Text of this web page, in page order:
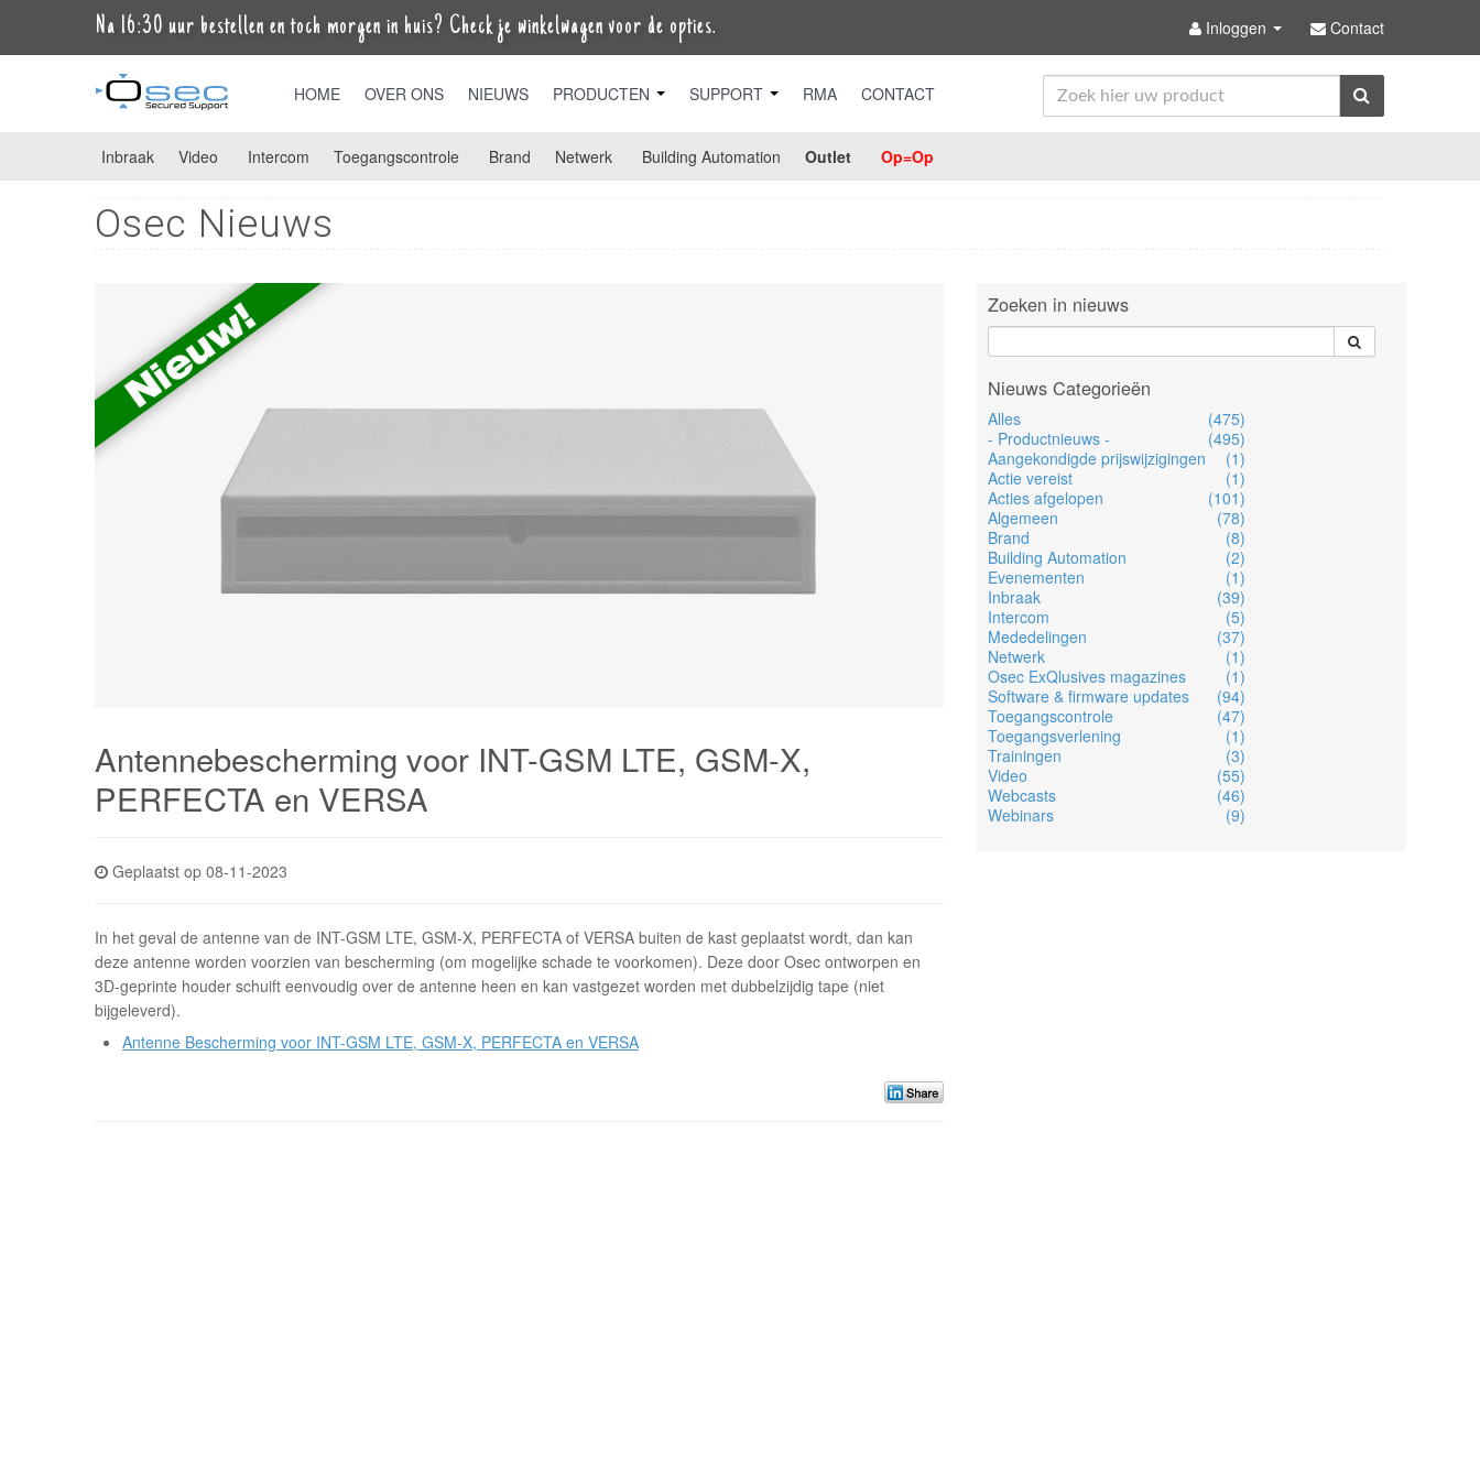
Na 16:30 uur bestellen en toch morgen in huis? Check je winkelwagen voor de opties. Inloggen Contact
HOME OVER ONS NIEUWS PRODUCTEN SUPPORT RMA CONTACT
Inbraak Video Intercom Toegangscontrole Brand Netwerk Building Automation Outlet Op=Op
Osec Nieuws
Antennebescherming voor INT-GSM LTE, GSM-X,
PERFECTA en VERSA
Geplaatst op 08-11-2023
In het geval de antenne van de INT-GSM LTE, GSM-X, PERFECTA of VERSA buiten de kast geplaatst wordt, dan kan
deze antenne worden voorzien van bescherming (om mogelijke schade te voorkomen). Deze door Osec ontworpen en
3D-geprinte houder schuift eenvoudig over de antenne heen en kan vastgezet worden met dubbelzijdig tape (niet
bijgeleverd).
Antenne Bescherming voor INT-GSM LTE, GSM-X, PERFECTA en VERSA
Zoeken in nieuws
Nieuws Categorieën
Alles
(475)
- Productnieuws -
(495)
Aangekondigde prijswijzigingen
(1)
Actie vereist
(1)
Acties afgelopen
(101)
Algemeen
(78)
Brand
(8)
Building Automation
(2)
Evenementen
(1)
Inbraak
(39)
Intercom
(5)
Mededelingen
(37)
Netwerk
(1)
Osec ExQlusives magazines
(1)
Software & firmware updates
(94)
Toegangscontrole
(47)
Toegangsverlening
(1)
Trainingen
(3)
Video
(55)
Webcasts
(46)
Webinars
(9)